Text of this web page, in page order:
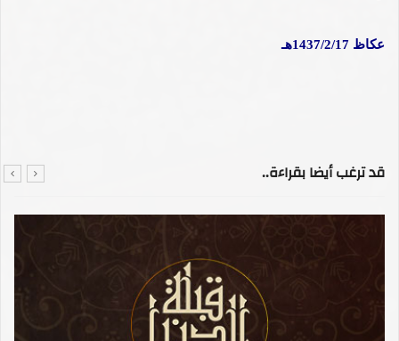
عكاظ 1437/2/17هـ
قد ترغب أيضا بقراءة..